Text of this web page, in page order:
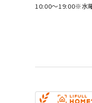
10:00～19:00※水